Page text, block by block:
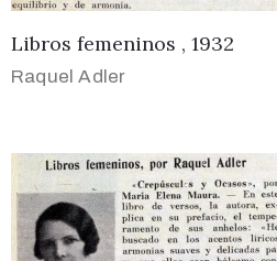
Libros femeninos , 1932
Raquel Adler